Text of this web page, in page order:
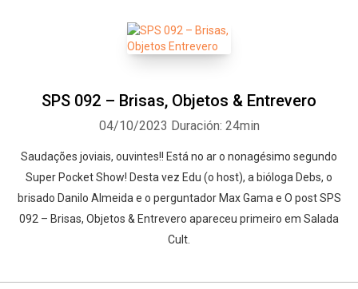
SPS 092 – Brisas, Objetos & Entrevero
04/10/2023 Duración: 24min
Saudações joviais, ouvintes!! Está no ar o nonagésimo segundo
Super Pocket Show! Desta vez Edu (o host), a bióloga Debs, o
brisado Danilo Almeida e o perguntador Max Gama e O post SPS
092 – Brisas, Objetos & Entrevero apareceu primeiro em Salada
Cult.